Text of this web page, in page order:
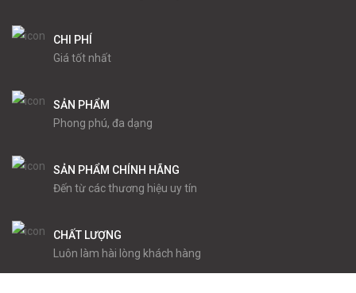
CHI PHÍ
Giá tốt nhất
SẢN PHẨM
Phong phú, đa dạng
SẢN PHẨM CHÍNH HÃNG
Đến từ các thương hiệu uy tín
CHẤT LƯỢNG
Luôn làm hài lòng khách hàng